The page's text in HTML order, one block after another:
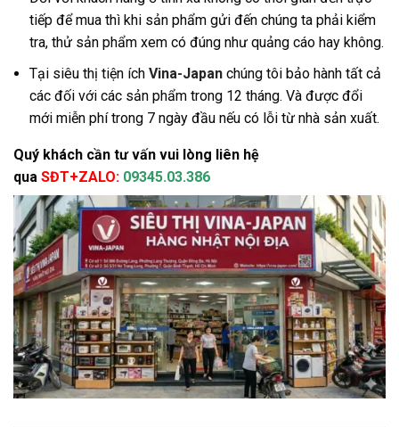
tiếp để mua thì khi sản phẩm gửi đến chúng ta phải kiểm
tra, thử sản phẩm xem có đúng như quảng cáo hay không.
Tại siêu thị tiện ích Vina-Japan chúng tôi bảo hành tất cả
các đối với các sản phẩm trong 12 tháng. Và được đổi
mới miễn phí trong 7 ngày đầu nếu có lỗi từ nhà sản xuất.
Quý khách cần tư vấn vui lòng liên hệ
qua SĐT+ZALO: 09345.03.386